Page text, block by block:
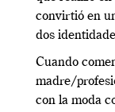
convirtió en
dos
Cuando
madre/
con la moda